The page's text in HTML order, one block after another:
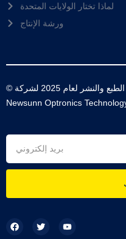
لماذا تختار الولايات المتحدة
ورشة الإنتاج
© حقوق الطبع والنشر لعام 2025 لشركة Ningbo Hi-Tech Zone